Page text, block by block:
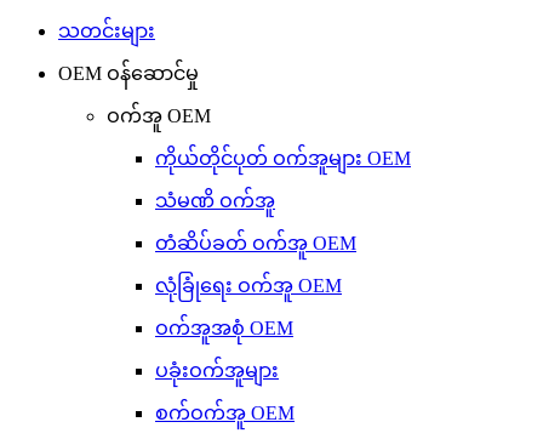
သတင်းများ
OEM ဝန်ဆောင်မှု
ဝက်အူ OEM
ကိုယ်တိုင်ပုတ် ဝက်အူများ OEM
သံမဏိ ဝက်အူ
တံဆိပ်ခတ် ဝက်အူ OEM
လုံခြုံရေး ဝက်အူ OEM
ဝက်အူအစုံ OEM
ပခုံးဝက်အူများ
စက်ဝက်အူ OEM